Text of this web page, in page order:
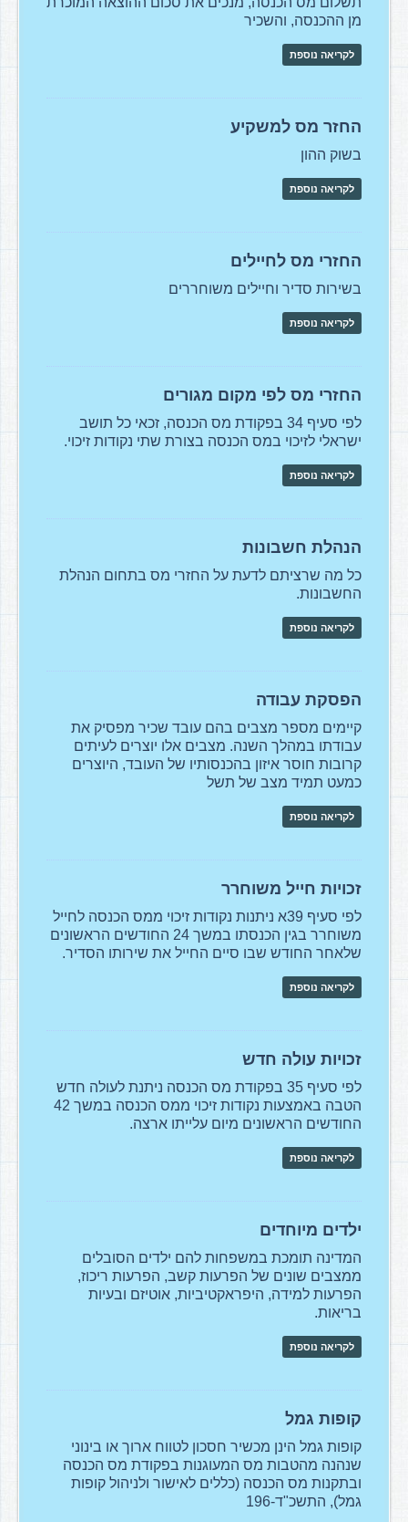
מן ההכנסה, והשכיר
לקריאה נוספת
החזר מס למשקיע
בשוק ההון
לקריאה נוספת
החזרי מס לחיילים
בשירות סדיר וחיילים משוחררים
לקריאה נוספת
החזרי מס לפי מקום מגורים
לפי סעיף 34 בפקודת מס הכנסה, זכאי כל תושב
ישראלי לזיכוי במס הכנסה בצורת שתי נקודות זיכוי.
לקריאה נוספת
הנהלת חשבונות
כל מה שרציתם לדעת על החזרי מס בתחום הנהלת
החשבונות.
לקריאה נוספת
הפסקת עבודה
קיימים מספר מצבים בהם עובד שכיר מפסיק את
עבודתו במהלך השנה. מצבים אלו יוצרים לעיתים
קרובות חוסר איזון בהכנסותיו של העובד, היוצרים
כמעט תמיד מצב של תשל
לקריאה נוספת
זכויות חייל משוחרר
לפי סעיף 39א ניתנות נקודות זיכוי ממס הכנסה לחייל
משוחרר בגין הכנסתו במשך 24 החודשים הראשונים
שלאחר החודש שבו סיים החייל את שירותו הסדיר.
לקריאה נוספת
זכויות עולה חדש
לפי סעיף 35 בפקודת מס הכנסה ניתנת לעולה חדש
הטבה באמצעות נקודות זיכוי ממס הכנסה במשך 42
החודשים הראשונים מיום עלייתו ארצה.
לקריאה נוספת
ילדים מיוחדים
המדינה תומכת במשפחות להם ילדים הסובלים
ממצבים שונים של הפרעות קשב, הפרעות ריכוז,
הפרעות למידה, היפראקטיביות, אוטיזם ובעיות
בריאות.
לקריאה נוספת
קופות גמל
קופות גמל הינן מכשיר חסכון לטווח ארוך או בינוני
שנהנה מהטבות מס המעוגנות בפקודת מס הכנסה
ובתקנות מס הכנסה (כללים לאישור ולניהול קופות
גמל), התשכ"ד-196